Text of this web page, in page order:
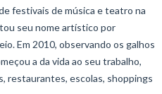
festivais de música e teatro na
seu nome artístico por
Em 2010, observando os galhos
a da vida ao seu trabalho,
restaurantes, escolas, shoppings